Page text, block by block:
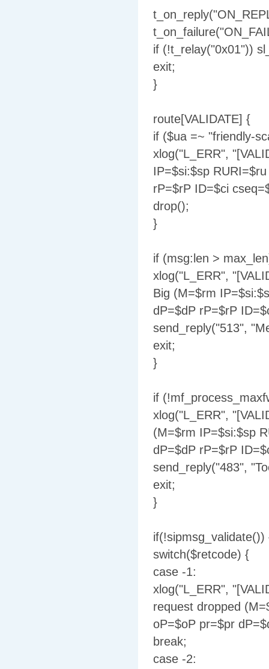
if (!t_relay("0x01"))
exit;
}
route[VALIDATE] {
if ($ua =~ "friendly-
xlog("L_ERR",
IP=$si:$sp
rP=$rP ID=$ci
drop();
}
if (msg:len >
xlog("L_ERR",
Big (M=$rm
dP=$dP rP=$rP
send_reply("513",
exit;
}
if
xlog("L_ERR",
(M=$rm IP=$si:$sp
dP=$dP rP=$rP
send_reply("483",
exit;
}
if(!sipmsg_validate())
switch($retcode) {
case -1:
xlog("L_ERR",
request dropped
oP=$oP pr=$pr
break;
case -2: